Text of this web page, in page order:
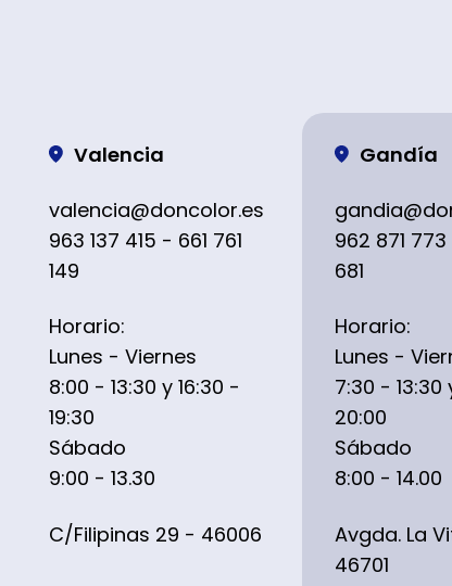
Valencia
valencia@doncolor.es
963 137 415 - 661 761
149
Horario:
Lunes - Viernes
8:00 - 13:30 y 16:30 -
19:30
Sábado
9:00 - 13.30
C/Filipinas 29 - 46006
Gandía
962 871
681
Horario:
Lunes -
7:30 - 13:30
20:00
Sábado
8:00 - 14.00
Avgda. La
46701